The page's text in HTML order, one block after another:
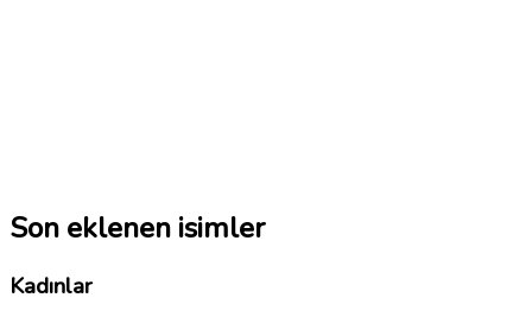
Son eklenen isimler
Kadınlar